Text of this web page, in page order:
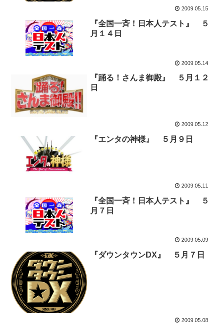
2009.05.15
『全国一斉！日本人テスト』 ５
月１４日
2009.05.14
『踊る！さんま御殿』 ５月１２
日
2009.05.12
『エンタの神様』 ５月９日
2009.05.11
『全国一斉！日本人テスト』 ５
月７日
2009.05.09
『ダウンタウンDX』 ５月７日
2009.05.08